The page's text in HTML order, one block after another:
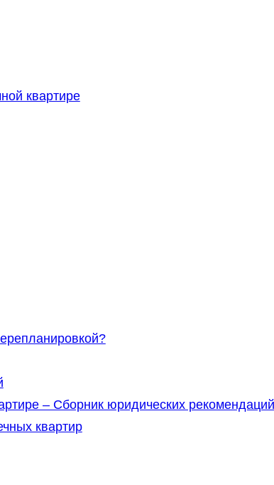
квартире
– Сборник юридических рекомендаций
квартир